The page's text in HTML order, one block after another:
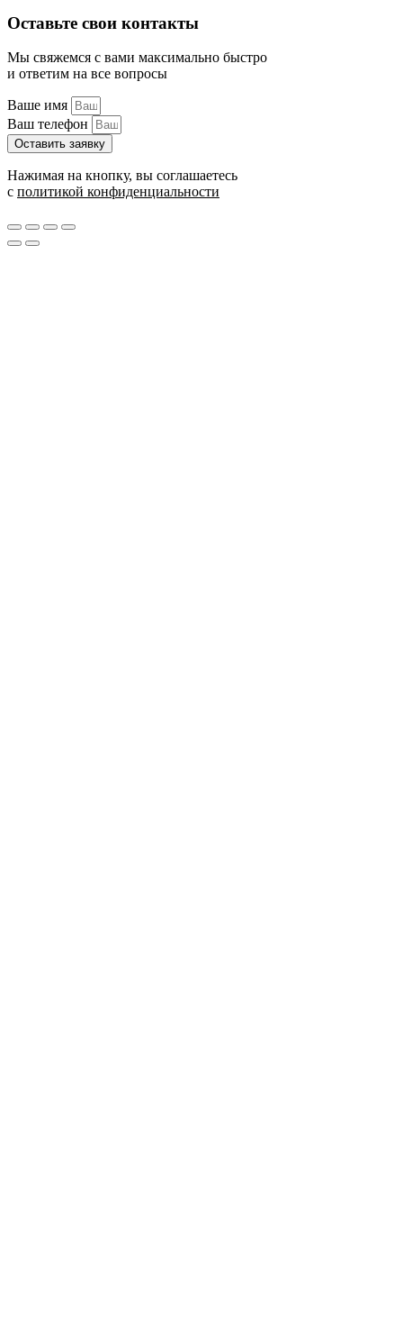
Оставьте свои контакты
Мы свяжемся с вами максимально быстро
и ответим на все вопросы
Ваше имя
Ваш телефон
Оставить заявку
Нажимая на кнопку, вы соглашаетесь
с политикой конфиденциальности